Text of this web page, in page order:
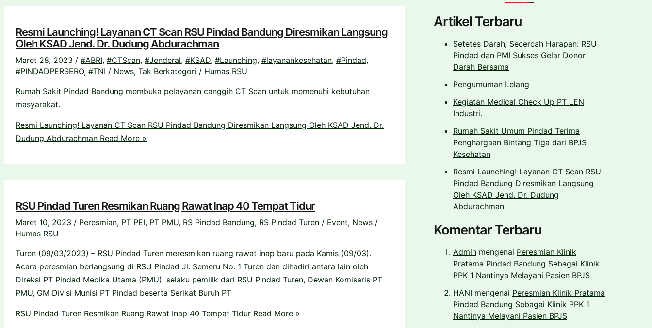
Resmi Launching! Layanan CT Scan RSU Pindad Bandung Diresmikan Langsung
Oleh KSAD Jend. Dr. Dudung Abdurachman
Maret 28, 2023 / #ABRI, #CTScan, #Jenderal, #KSAD, #Launching, #layanankesehatan, #Pindad,
#PINDADPERSERO, #TNI / News, Tak Berkategori / Humas RSU
Rumah Sakit Pindad Bandung membuka pelayanan canggih CT Scan untuk memenuhi kebutuhan
masyarakat.
Resmi Launching! Layanan CT Scan RSU Pindad Bandung Diresmikan Langsung Oleh KSAD Jend. Dr.
Dudung Abdurachman Read More »
RSU Pindad Turen Resmikan Ruang Rawat Inap 40 Tempat Tidur
Maret 10, 2023 / Peresmian, PT PEI, PT PMU, RS Pindad Bandung, RS Pindad Turen / Event, News /
Humas RSU
Turen (09/03/2023) – RSU Pindad Turen meresmikan ruang rawat inap baru pada Kamis (09/03).
Acara peresmian berlangsung di RSU Pindad Jl. Semeru No. 1 Turen dan dihadiri antara lain oleh
Direksi PT Pindad Medika Utama (PMU). selaku pemilik dari RSU Pindad Turen, Dewan Komisaris PT
PMU, GM Divisi Munisi PT Pindad beserta Serikat Buruh PT
RSU Pindad Turen Resmikan Ruang Rawat Inap 40 Tempat Tidur Read More »
Artikel Terbaru
Setetes Darah, Secercah Harapan: RSU
Pindad dan PMI Sukses Gelar Donor
Darah Bersama
Pengumuman Lelang
Kegiatan Medical Check Up PT LEN
Industri.
Rumah Sakit Umum Pindad Terima
Penghargaan Bintang Tiga dari BPJS
Kesehatan
Resmi Launching! Layanan CT Scan RSU
Pindad Bandung Diresmikan Langsung
Oleh KSAD Jend. Dr. Dudung
Abdurachman
Komentar Terbaru
Admin mengenai Peresmian Klinik
Pratama Pindad Bandung Sebagai Klinik
PPK 1 Nantinya Melayani Pasien BPJS
HANI mengenai Peresmian Klinik Pratama
Pindad Bandung Sebagai Klinik PPK 1
Nantinya Melayani Pasien BPJS